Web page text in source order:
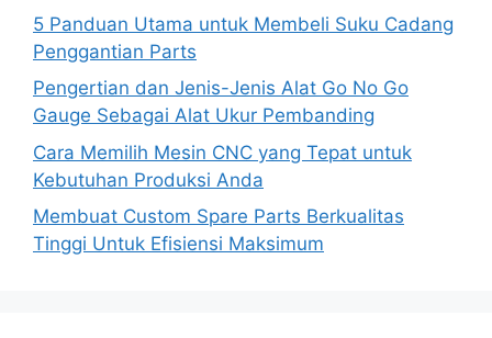
5 Panduan Utama untuk Membeli Suku Cadang
Penggantian Parts
Pengertian dan Jenis-Jenis Alat Go No Go
Gauge Sebagai Alat Ukur Pembanding
Cara Memilih Mesin CNC yang Tepat untuk
Kebutuhan Produksi Anda
Membuat Custom Spare Parts Berkualitas
Tinggi Untuk Efisiensi Maksimum